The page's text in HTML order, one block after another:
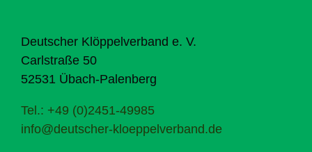
Deutscher Klöppelverband e. V.
Carlstraße 50
52531 Übach-Palenberg
Tel.: +49 (0)2451-49985
info@deutscher-kloeppelverband.de